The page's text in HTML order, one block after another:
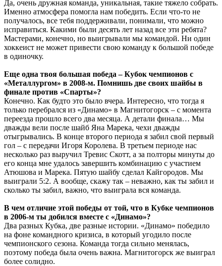
Да, очень дружная команда, уникальная, такие тяжело собрать.
Именно атмосфера помогла нам победить. Если что-то не
получалось, все тебя поддерживали, понимали, что можно
исправиться. Какими были десять лет назад все эти ребята?
Мастерами, конечно, но выигрывали мы командой. Ни один
хоккеист не может привести свою команду к большой победе
в одиночку.
Еще одна твоя большая победа – Кубок чемпионов с
«Металлургом» в 2008-м. Помнишь две своих шайбы в
финале против «Спарты»?
Конечно. Как будто это было вчера. Интересно, что тогда я
только перебрался из «Динамо» в Магнитогорск – с момента
переезда прошло всего два месяца. А детали финала… Мы
дважды вели после шайб Яна Марека, чехи дважды
отыгрывались. В конце второго периода я забил свой первый
гол – с передачи Игоря Королева. В третьем периоде нас
несколько раз выручил Тревис Скотт, а за полторы минуты до
его конца мне удалось завершить комбинацию с участием
Атюшова и Марека. Пятую шайбу сделал Кайгородов. Мы
выиграли 5:2. А вообще, скажу так – неважно, как ты забил и
сколько ты забил, важно, что выиграла вся команда.
В чем отличие этой победы от той, что в Кубке чемпионов
в 2006-м ты добился вместе с «Динамо»?
Два разных Кубка, две разные истории. «Динамо» победило
на фоне командного кризиса, в который угодило после
чемпионского сезона. Команда тогда сильно менялась,
поэтому победа была очень важна. Магнитогорск же выиграл
более солидно.